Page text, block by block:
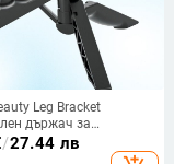
Leg Bracket
държач за
камера с лого OK
/27.44 лв